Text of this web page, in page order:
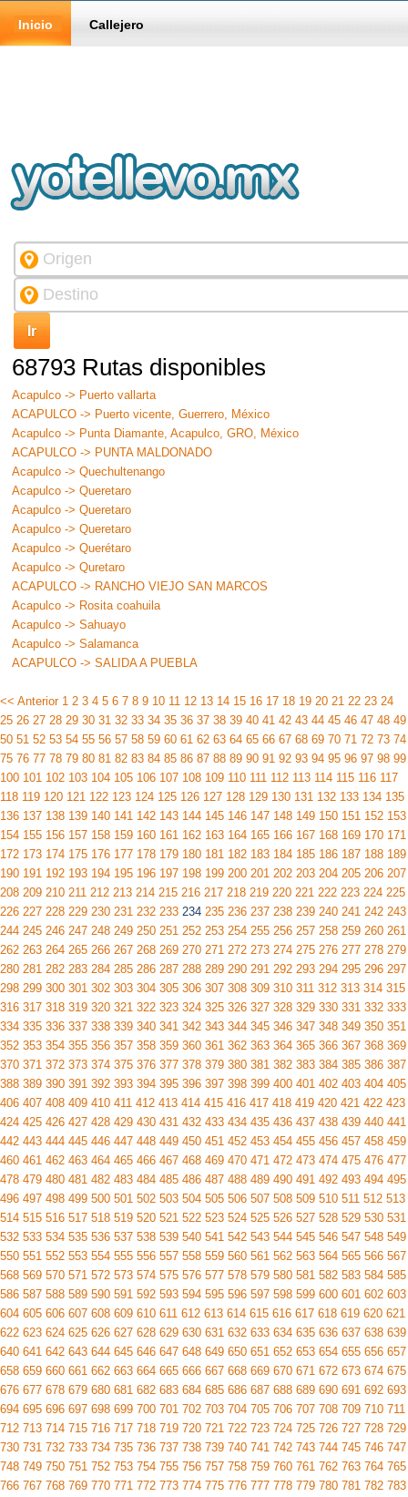
Inicio Callejero
68793 Rutas disponibles
Acapulco -> Puerto vallarta
ACAPULCO -> Puerto vicente, Guerrero, México
Acapulco -> Punta Diamante, Acapulco, GRO, México
ACAPULCO -> PUNTA MALDONADO
Acapulco -> Quechultenango
Acapulco -> Queretaro
Acapulco -> Queretaro
Acapulco -> Queretaro
Acapulco -> Querétaro
Acapulco -> Quretaro
ACAPULCO -> RANCHO VIEJO SAN MARCOS
Acapulco -> Rosita coahuila
Acapulco -> Sahuayo
Acapulco -> Salamanca
ACAPULCO -> SALIDA A PUEBLA
<< Anterior 1 2 3 4 5 6 7 8 9 10 11 12 13 14 15 16 17 18 19 20 21 22 23 24
25 26 27 28 29 30 31 32 33 34 35 36 37 38 39 40 41 42 43 44 45 46 47 48 49
50 51 52 53 54 55 56 57 58 59 60 61 62 63 64 65 66 67 68 69 70 71 72 73 74
75 76 77 78 79 80 81 82 83 84 85 86 87 88 89 90 91 92 93 94 95 96 97 98 99
100 101 102 103 104 105 106 107 108 109 110 111 112 113 114 115 116 117
118 119 120 121 122 123 124 125 126 127 128 129 130 131 132 133 134 135
136 137 138 139 140 141 142 143 144 145 146 147 148 149 150 151 152 153
154 155 156 157 158 159 160 161 162 163 164 165 166 167 168 169 170 171
172 173 174 175 176 177 178 179 180 181 182 183 184 185 186 187 188 189
190 191 192 193 194 195 196 197 198 199 200 201 202 203 204 205 206 207
208 209 210 211 212 213 214 215 216 217 218 219 220 221 222 223 224 225
226 227 228 229 230 231 232 233 234 235 236 237 238 239 240 241 242 243
244 245 246 247 248 249 250 251 252 253 254 255 256 257 258 259 260 261
262 263 264 265 266 267 268 269 270 271 272 273 274 275 276 277 278 279
280 281 282 283 284 285 286 287 288 289 290 291 292 293 294 295 296 297
298 299 300 301 302 303 304 305 306 307 308 309 310 311 312 313 314 315
316 317 318 319 320 321 322 323 324 325 326 327 328 329 330 331 332 333
334 335 336 337 338 339 340 341 342 343 344 345 346 347 348 349 350 351
352 353 354 355 356 357 358 359 360 361 362 363 364 365 366 367 368 369
370 371 372 373 374 375 376 377 378 379 380 381 382 383 384 385 386 387
388 389 390 391 392 393 394 395 396 397 398 399 400 401 402 403 404 405
406 407 408 409 410 411 412 413 414 415 416 417 418 419 420 421 422 423
424 425 426 427 428 429 430 431 432 433 434 435 436 437 438 439 440 441
442 443 444 445 446 447 448 449 450 451 452 453 454 455 456 457 458 459
460 461 462 463 464 465 466 467 468 469 470 471 472 473 474 475 476 477
478 479 480 481 482 483 484 485 486 487 488 489 490 491 492 493 494 495
496 497 498 499 500 501 502 503 504 505 506 507 508 509 510 511 512 513
514 515 516 517 518 519 520 521 522 523 524 525 526 527 528 529 530 531
532 533 534 535 536 537 538 539 540 541 542 543 544 545 546 547 548 549
550 551 552 553 554 555 556 557 558 559 560 561 562 563 564 565 566 567
568 569 570 571 572 573 574 575 576 577 578 579 580 581 582 583 584 585
586 587 588 589 590 591 592 593 594 595 596 597 598 599 600 601 602 603
604 605 606 607 608 609 610 611 612 613 614 615 616 617 618 619 620 621
622 623 624 625 626 627 628 629 630 631 632 633 634 635 636 637 638 639
640 641 642 643 644 645 646 647 648 649 650 651 652 653 654 655 656 657
658 659 660 661 662 663 664 665 666 667 668 669 670 671 672 673 674 675
676 677 678 679 680 681 682 683 684 685 686 687 688 689 690 691 692 693
694 695 696 697 698 699 700 701 702 703 704 705 706 707 708 709 710 711
712 713 714 715 716 717 718 719 720 721 722 723 724 725 726 727 728 729
730 731 732 733 734 735 736 737 738 739 740 741 742 743 744 745 746 747
748 749 750 751 752 753 754 755 756 757 758 759 760 761 762 763 764 765
766 767 768 769 770 771 772 773 774 775 776 777 778 779 780 781 782 783